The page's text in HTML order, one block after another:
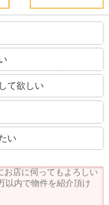
て欲しい
い